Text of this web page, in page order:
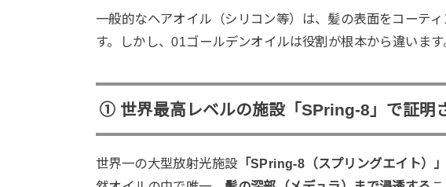
一般的なヘアオイル（シリコン等）は、髪の表面をコーテ
す。しかし、01ゴールデンオイルは役割が根本から違います
① 世界最高レベルの施設「SPring-8」で証明
世界一の大型放射光施設 「SPring-8（スプリングエイト）」